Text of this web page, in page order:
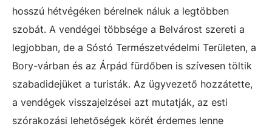
hosszú hétvégéken bérelnek náluk a legtöbben
szobát. A vendégei többsége a Belvárost szereti a
legjobban, de a Sóstó Természetvédelmi Területen, a
Bory-várban és az Árpád fürdőben is szívesen töltik
szabadidejüket a turisták. Az ügyvezető hozzátette,
a vendégek visszajelzései azt mutatják, az esti
szórakozási lehetőségek körét érdemes lenne